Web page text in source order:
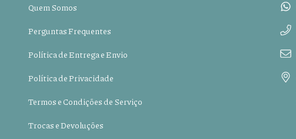
Quem Somos
Perguntas Frequentes
Política de Entrega e Envio
Política de Privacidade
Termos e Condições de Serviço
Trocas e Devoluções